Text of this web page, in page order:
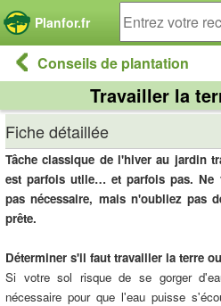
Planfor.fr
Conseils de plantation
Travailler la
Fiche détaillée
Tâche classique de l'hiver au jardin
est parfois utile… et parfois pas. Ne
pas nécessaire, mais n'oubliez pas
prête.
Déterminer s'il faut travailler la terre
Si votre sol risque de se gorger
nécessaire pour que l'eau puisse
Panneau de gestion des cookies